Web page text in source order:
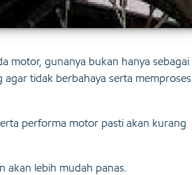
motor, gunanya bukan hanya sebagai
tidak berbahaya serta memproses
performa motor pasti akan kurang
akan lebih mudah panas.